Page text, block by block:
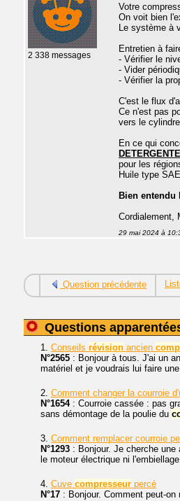
2 338 messages
Votre
On voit bien
Le système
Entretien à
- Vérifier le
- Vider
- Vérifier la
C'est le flux
Ce n'est pas
vers le
En ce qui
DETERGENTE
pour les
Huile type
Bien
Cordialement,
29 mai 2024 à
Question précédente
Questions
1. Conseils révision ancien
N°2565 : Bonjour à tous. J'ai un
matériel et je voudrais lui faire
2. Comment changer la courroie
N°1654: Courroie cassée : pas
sans démontage de la poulie du
3. Comment remplacer courroie
N°1293 : Bonjour. Je cherche
le moteur électrique ni
4. Cuve compresseur percé
N°17 : Bonjour. Comment peut-